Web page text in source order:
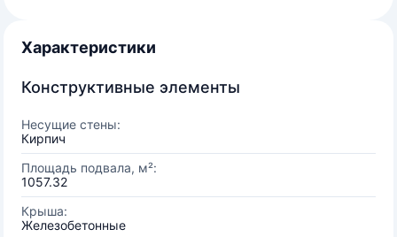
Характеристики
Конструктивные элементы
Несущие стены:
Кирпич
Площадь подвала, м²:
1057.32
Крыша:
Железобетонные